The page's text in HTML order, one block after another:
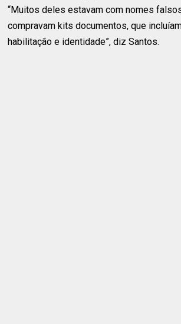
“Muitos deles estavam com nomes
compravam kits documentos, que
habilitação e identidade”, diz Santos.